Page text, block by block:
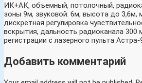
ИК+АК, объемный, потолочный,
зоны 9м, звуковой: 6м, высота до 3,6м,
дискретная регулировка
вскрытия, дальность радиоканала 300
регистрации с лазерного пульта Астра-
Добавить комментарий